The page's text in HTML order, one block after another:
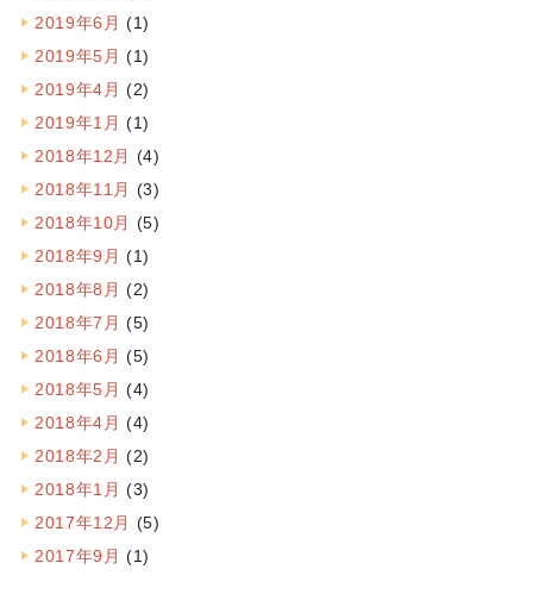
2019年6月 (1)
2019年5月 (1)
2019年4月 (2)
2019年1月 (1)
2018年12月 (4)
2018年11月 (3)
2018年10月 (5)
2018年9月 (1)
2018年8月 (2)
2018年7月 (5)
2018年6月 (5)
2018年5月 (4)
2018年4月 (4)
2018年2月 (2)
2018年1月 (3)
2017年12月 (5)
2017年9月 (1)